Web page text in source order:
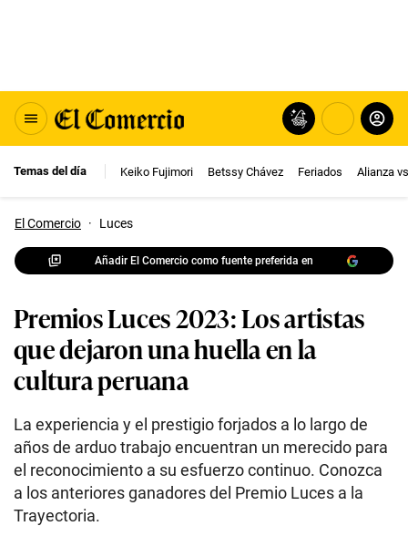
Temas del día Keiko Fujimori Betssy Chávez Feriados Alianza
El Comercio · Luces
Añadir El Comercio como fuente preferida en
Premios Luces 2023: Los artistas
que dejaron una huella en la
cultura peruana
La experiencia y el prestigio forjados a lo largo de
años de arduo trabajo encuentran un merecido para
el reconocimiento a su esfuerzo continuo. Conozca
a los anteriores ganadores del Premio Luces a la
Trayectoria.